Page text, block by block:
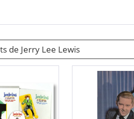
de Jerry Lee Lewis